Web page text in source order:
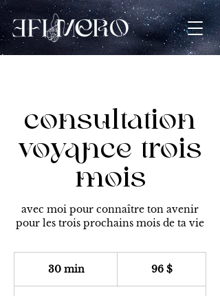
consultation
voyance trois
mois
avec moi pour connaître ton avenir
pour les trois prochains mois de ta vie
30 min3
96 $